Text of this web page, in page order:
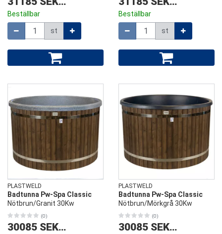
Beställbar
st
Beställbar
st
PLASTWELD
Badtunna Pw-Spa Classic
Nötbrun/Granit 30Kw
(0)
30085 SEK
/
PLASTWELD
Badtunna Pw-Spa Classic
Nötbrun/Mörkgrå 30Kw
(0)
30085 SEK
/